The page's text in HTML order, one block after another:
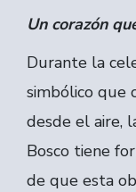
Un corazón
Durante la
simbólico que
desde el aire,
Bosco tiene
de que esta